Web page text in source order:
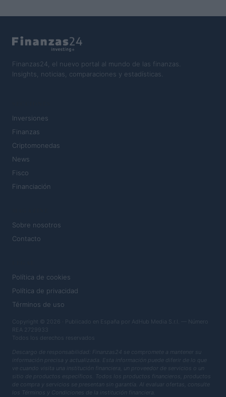
Finanzas24, el nuevo portal al mundo de las finanzas.
Insights, noticias, comparaciones y estadísticas.
Inversiones
Finanzas
Criptomonedas
News
Fisco
Financiación
Sobre nosotros
Contacto
Política de cookies
Política de privacidad
Términos de uso
Copyright © 2026 · Publicado en España por AdHub Media S.r.l. — Número
REA 2729933
Todos los derechos reservados
Descargo de responsabilidad: Finanzas24 se compromete a mantener su
información precisa y actualizada. Esta información puede diferir de lo que
ve cuando visita una institución financiera, un proveedor de servicios o un
sitio de productos específicos. Todos los productos financieros, productos
de compra y servicios se presentan sin garantía. Al evaluar ofertas, consulte
los Términos y Condiciones de la institución financiera.